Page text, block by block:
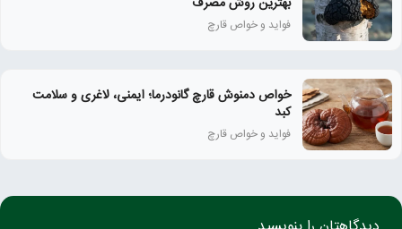
فواید و خواص قارچ
خواص دمنوش قارچ گانودرما؛ ایمنی، لاغری و سلامت
کبد
فواید و خواص قارچ